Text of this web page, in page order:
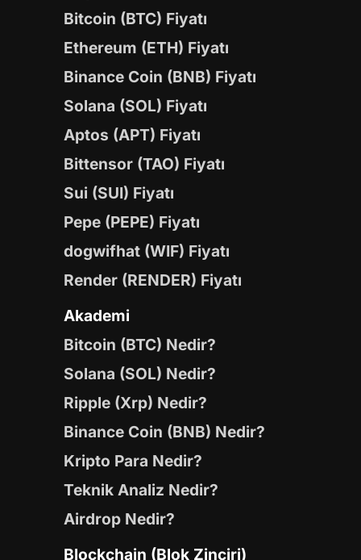
Bitcoin (BTC) Fiyatı
Ethereum (ETH) Fiyatı
Binance Coin (BNB) Fiyatı
Solana (SOL) Fiyatı
Aptos (APT) Fiyatı
Bittensor (TAO) Fiyatı
Sui (SUI) Fiyatı
Pepe (PEPE) Fiyatı
dogwifhat (WIF) Fiyatı
Render (RENDER) Fiyatı
Akademi
Bitcoin (BTC) Nedir?
Solana (SOL) Nedir?
Ripple (Xrp) Nedir?
Binance Coin (BNB) Nedir?
Kripto Para Nedir?
Teknik Analiz Nedir?
Airdrop Nedir?
Blockchain (Blok Zinciri)